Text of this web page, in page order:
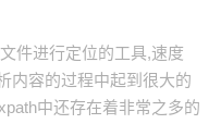
件进行定位的工具,速度
内容的过程中起到很大的
中还存在着非常之多的